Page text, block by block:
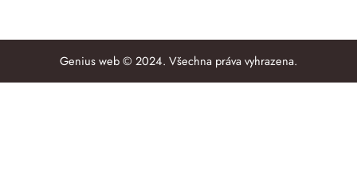
Genius web © 2024. Všechna práva vyhrazena.